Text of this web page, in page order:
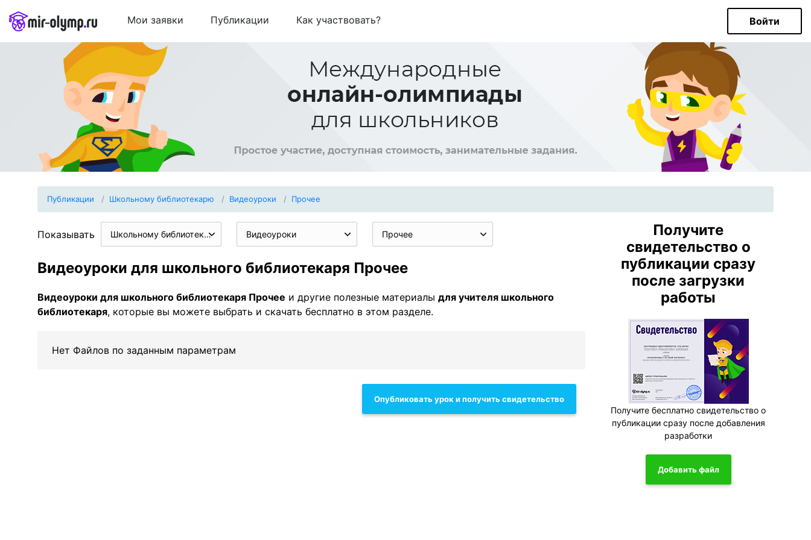
Мои заявки Публикации Как участвовать? Войти
Публикации Школьному библиотекарю Видеоуроки Прочее
Показывать Школьному библиотекарю Видеоуроки Прочее
Видеоуроки для школьного библиотекаря Прочее
Видеоуроки для школьного библиотекаря Прочее и другие полезные материалы для учителя школьного
библиотекаря, которые вы можете выбрать и скачать бесплатно в этом разделе.
Нет Файлов по заданным параметрам
Опубликовать урок и получить свидетельство
Получите
свидетельство о
публикации сразу
после загрузки
работы
Получите бесплатно свидетельство о
публикации сразу после добавления
разработки
Добавить файл